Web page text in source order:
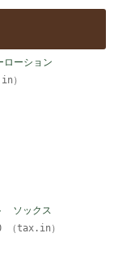
ーション
）
ソックス
（tax.in）